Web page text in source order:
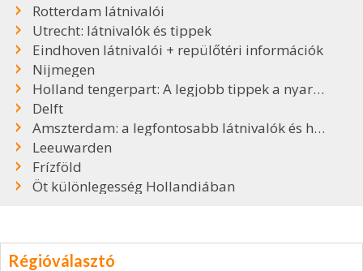
Rotterdam látnivalói
Utrecht: látnivalók és tippek
Eindhoven látnivalói + repülőtéri információk
Nijmegen
Holland tengerpart: A legjobb tippek a nyaraláshoz
Delft
Amszterdam: a legfontosabb látnivalók és hasznos tudnivalók
Leeuwarden
Frízföld
Öt különlegesség Hollandiában
Régióválasztó